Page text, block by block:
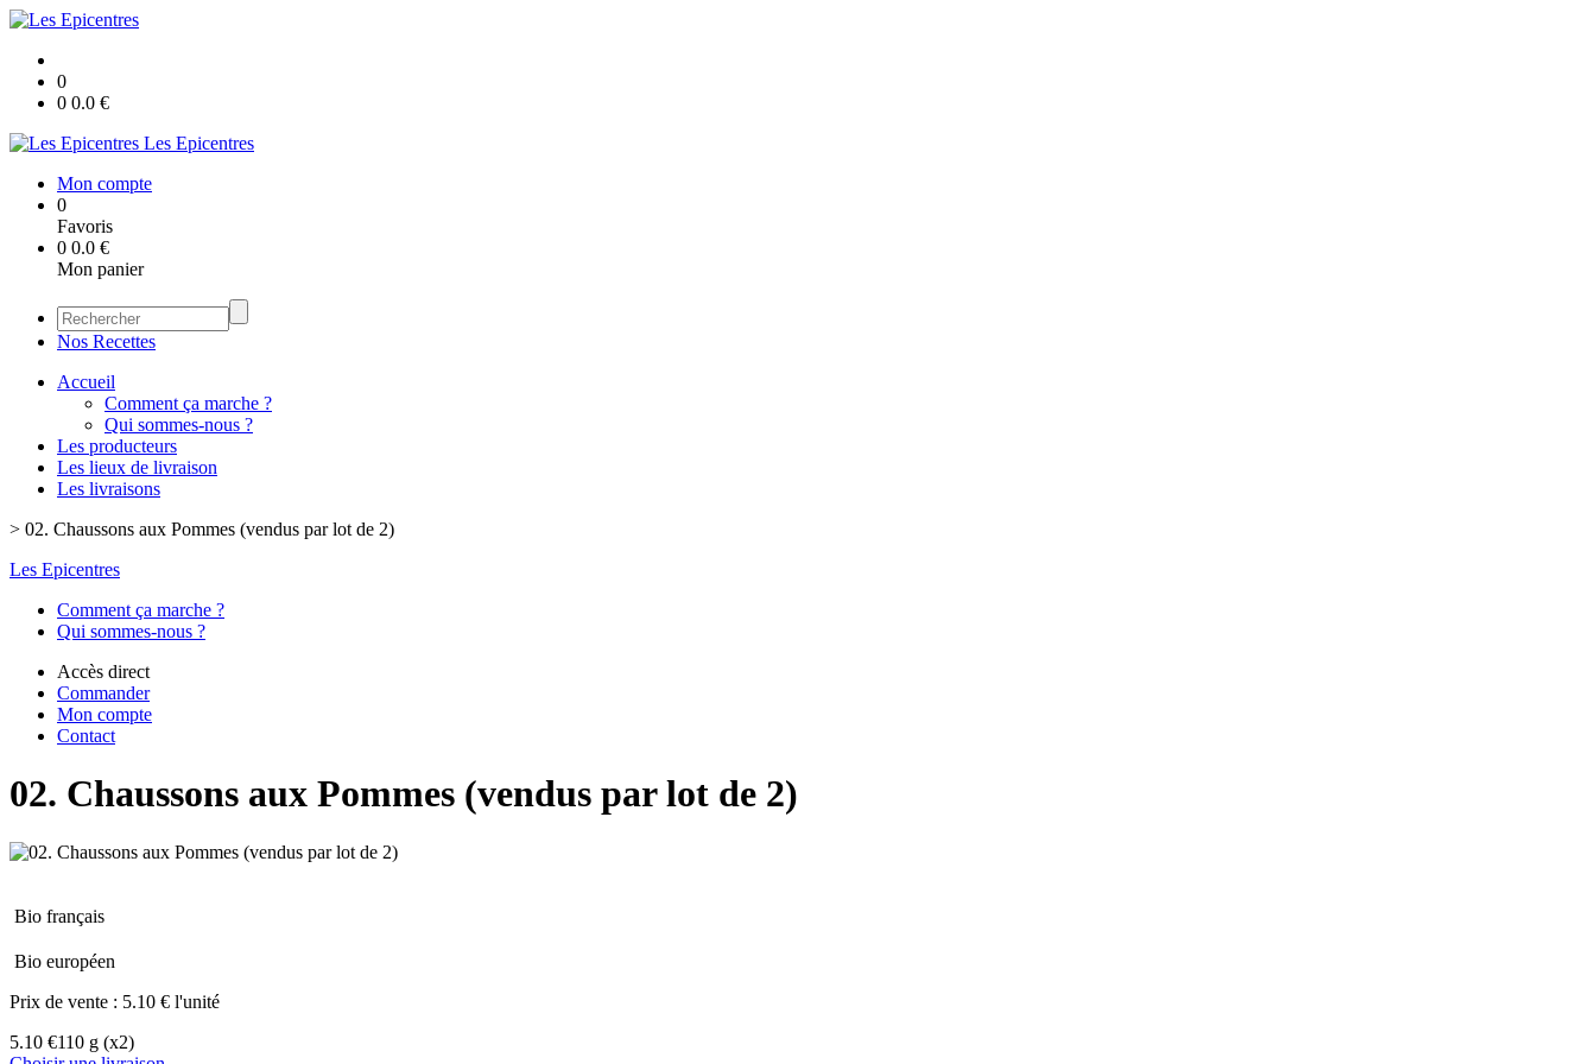
0
0 0.0 €
Les Epicentres
Mon compte
0
Favoris
0 0.0 €
Mon panier
Nos Recettes
Accueil
Comment ça marche ?
Qui sommes-nous ?
Les producteurs
Les lieux de livraison
Les livraisons
> 02. Chaussons aux Pommes (vendus par lot de 2)
Les Epicentres
Comment ça marche ?
Qui sommes-nous ?
Accès direct
Commander
Mon compte
Contact
02. Chaussons aux Pommes (vendus par lot de 2)
Bio français
Bio européen
Prix de vente : 5.10 € l'unité
5.10 €110 g (x2)